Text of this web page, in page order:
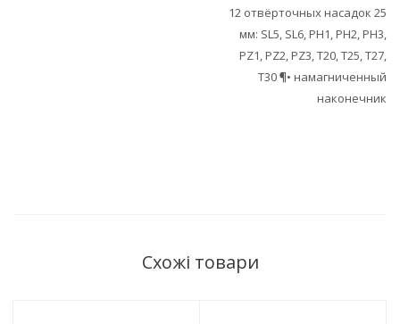
12 отвёрточных насадок 25
мм: SL5, SL6, PH1, PH2, PH3,
PZ1, PZ2, PZ3, T20, T25, T27,
T30 ¶• намагниченный
наконечник
Схожі товари